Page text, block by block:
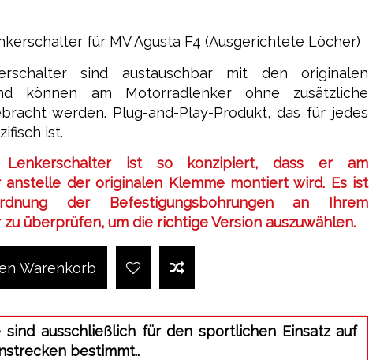
für MV Agusta F4 (Ausgerichtete Löcher)
sind austauschbar mit den originalen
können am Motorradlenker ohne zusätzliche
werden. Plug-and-Play-Produkt, das für jedes
ist.
Lenkerschalter ist so konzipiert, dass er am
anstelle der originalen Klemme montiert wird. Es ist
der Befestigungsbohrungen an Ihrem
überprüfen, um die richtige Version auszuwählen.
Warenkorb
sind ausschließlich für den sportlichen Einsatz auf
bestimmt..